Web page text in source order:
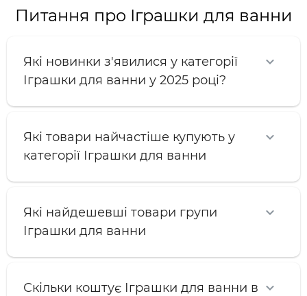
Питання про Іграшки для ванни
Які новинки з'явилися у категорії
Іграшки для ванни у 2025 році?
Які товари найчастіше купують у
категорії Іграшки для ванни
Які найдешевші товари групи
Іграшки для ванни
Скільки коштує Іграшки для ванни в